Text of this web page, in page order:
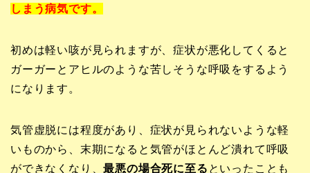
しまう病気です。
初めは軽い咳が見られますが、症状が悪化してくると
ガーガーとアヒルのような苦しそうな呼吸をするよう
になります。
気管虚脱には程度があり、症状が見られないような軽
いものから、末期になると気管がほとんど潰れて呼吸
ができなくなり、最悪の場合死に至る といったことも